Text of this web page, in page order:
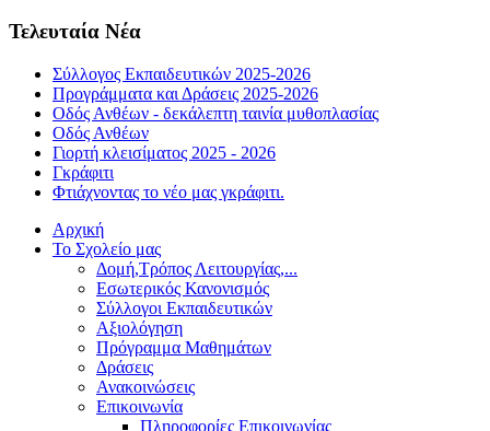
Τελευταία Νέα
Σύλλογος Εκπαιδευτικών 2025-2026
Προγράμματα και Δράσεις 2025-2026
Οδός Ανθέων - δεκάλεπτη ταινία μυθοπλασίας
Οδός Ανθέων
Γιορτή κλεισίματος 2025 - 2026
Γκράφιτι
Φτιάχνοντας το νέο μας γκράφιτι.
Αρχική
Το Σχολείο μας
Δομή,Τρόπος Λειτουργίας,...
Εσωτερικός Κανονισμός
Σύλλογοι Εκπαιδευτικών
Αξιολόγηση
Πρόγραμμα Μαθημάτων
Δράσεις
Ανακοινώσεις
Επικοινωνία
Πληροφορίες Επικοινωνίας